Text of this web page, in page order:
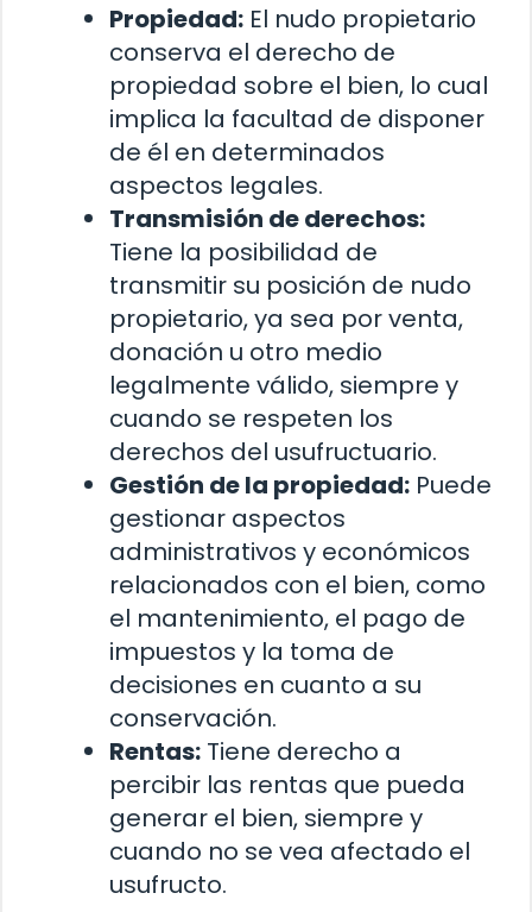
Propiedad: El nudo propietario
conserva el derecho de
propiedad sobre el bien, lo cual
implica la facultad de disponer
de él en determinados
aspectos legales.
Transmisión de derechos:
Tiene la posibilidad de
transmitir su posición de nudo
propietario, ya sea por venta,
donación u otro medio
legalmente válido, siempre y
cuando se respeten los
derechos del usufructuario.
Gestión de la propiedad: Puede
gestionar aspectos
administrativos y económicos
relacionados con el bien, como
el mantenimiento, el pago de
impuestos y la toma de
decisiones en cuanto a su
conservación.
Rentas: Tiene derecho a
percibir las rentas que pueda
generar el bien, siempre y
cuando no se vea afectado el
usufructo.